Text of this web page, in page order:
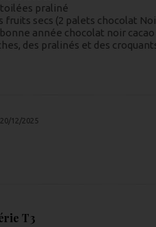
praliné
fruits secs (2 palets chocolat
année chocolat noir
des pralinés et des
20/12/2025
T3